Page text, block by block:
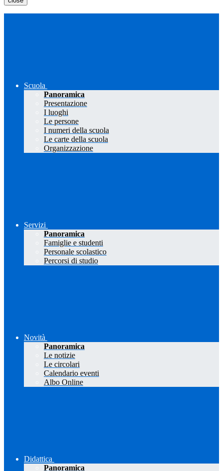
Scuola
Panoramica
Presentazione
I luoghi
Le persone
I numeri della scuola
Le carte della scuola
Organizzazione
Servizi
Panoramica
Famiglie e studenti
Personale scolastico
Percorsi di studio
Novità
Panoramica
Le notizie
Le circolari
Calendario eventi
Albo Online
Didattica
Panoramica